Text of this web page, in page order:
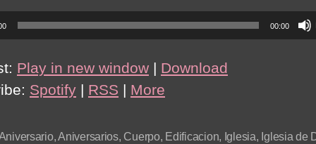
00:00
Play in new window | Download
Spotify | RSS | More
,Aniversarios, Cuerpo, Edificacion, Iglesia, Iglesia de